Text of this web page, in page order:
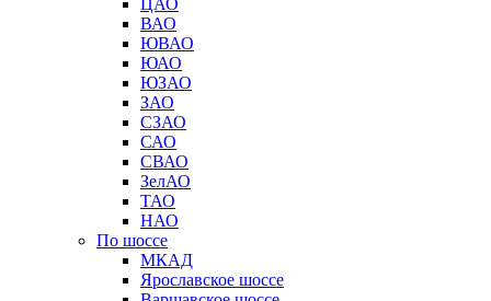
ЦАО
ВАО
ЮВАО
ЮАО
ЮЗАО
ЗАО
СЗАО
САО
СВАО
ЗелАО
ТАО
НАО
По шоссе
МКАД
Ярославское шоссе